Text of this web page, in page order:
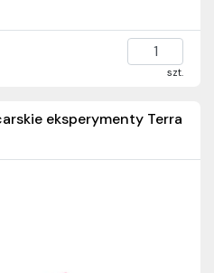
szt.
eksperymenty Terra